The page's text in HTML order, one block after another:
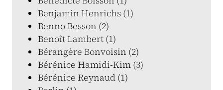
Benjamin Henrichs (1)
Benno Besson (2)
Benoît Lambert (1)
Bérangère Bonvoisin (2)
Bérénice Hamidi-Kim (3)
Bérénice Reynaud (1)